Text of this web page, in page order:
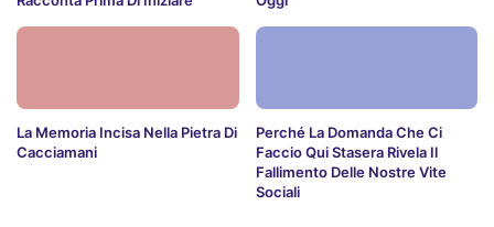
La Memoria Incisa Nella Pietra Di
Cacciamani
Perché La Domanda Che Ci
Faccio Qui Stasera Rivela Il
Fallimento Delle Nostre Vite
Sociali